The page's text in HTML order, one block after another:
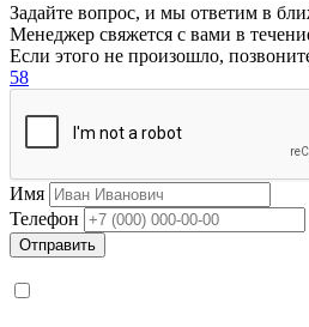
Задайте вопрос, и мы ответим в
Менеджер свяжется с вами в
Если этого не произошло,
58
Имя
Телефон